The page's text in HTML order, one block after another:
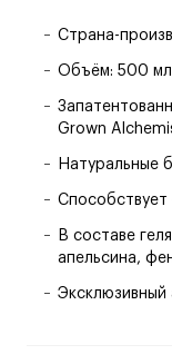
Страна-
Объём: 500 мл
Grown
Натуральные
В составе
апельсина,
Эксклюзивный